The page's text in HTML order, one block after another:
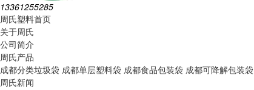
13361255285
周氏塑料首页
关于周氏
公司简介
周氏产品
成都分类垃圾袋 成都单层塑料袋 成都食品包装袋 成都可降解包装袋
周氏新闻